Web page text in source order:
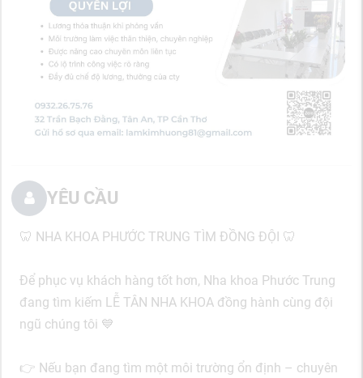
YÊU CẦU
🦷 NHA KHOA PHƯỚC TRUNG TÌM ĐỒNG ĐỘI 🦷
Để phục vụ khách hàng tốt hơn, Nha khoa Phước Trung
đang tìm kiếm LỄ TÂN NHA KHOA đồng hành cùng đội
ngũ chúng tôi 💙
👉 Nếu bạn đang tìm một môi trường ổn định – chuyên